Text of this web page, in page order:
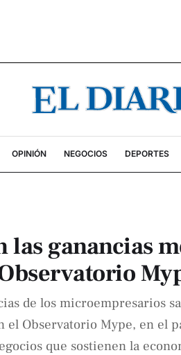
OPINIÓN NEGOCIOS DEPORTES
ganancias
de los microempresarios
Observatorio Mype, en el
que sostienen la